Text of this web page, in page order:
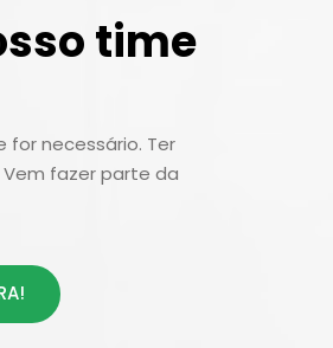
time
for necessário. Ter
fazer parte da